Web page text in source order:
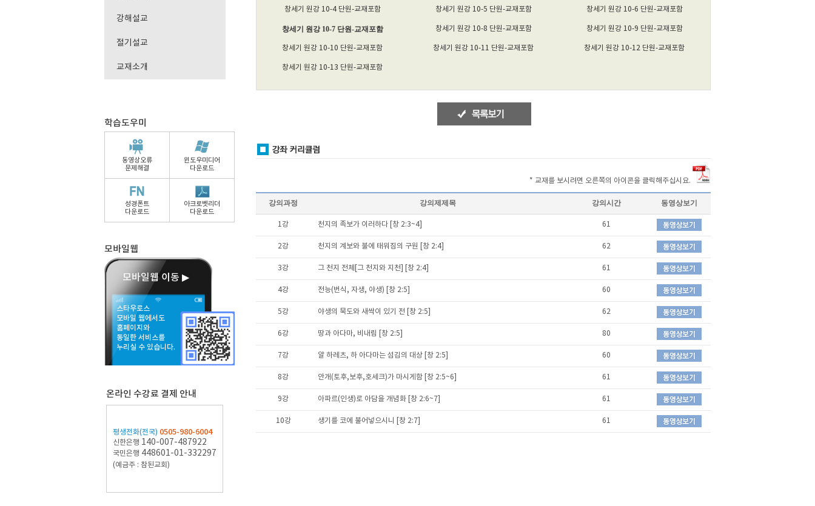
강해설교
절기설교
교재소개
학습도우미
동영상오류
문제해결
윈도우미디어
다운로드
성경폰트
다운로드
아크로벳리더
다운로드
모바일웹
모바일웹 이동 ▶
스타우로스
모바일 웹에서도
홈페이지와
동일한 서비스를
누리실 수 있습니다.
온라인 수강료 결제 안내
평생전화(전국) 0505-980-6004
신한은행 140-007-487922
국민은행 448601-01-332297
(예금주 : 참된교회)
창세기 원강 10-4 단원-교재포함 창세기 원강 10-5 단원-교재포함 창세기 원강 10-6 단원-교재포함
창세기 원강 10-7 단원-교재포함 창세기 원강 10-8 단원-교재포함 창세기 원강 10-9 단원-교재포함
창세기 원강 10-10 단원-교재포함 창세기 원강 10-11 단원-교재포함 창세기 원강 10-12 단원-교재포함
창세기 원강 10-13 단원-교재포함
* 교재를 보시려면 오른쪽의 아이콘을 클릭해주십시요.
강의과정 강의제제목 강의시간 동영상보기
1강 천지의 족보가 이러하다 [창 2:3~4] 61
2강 천지의 계보와 불에 태워짐의 구원 [창 2:4] 62
3강 그 천지 전체[그 천지와 지천] [창 2:4] 61
4강 전능(번식, 자생, 야생) [창 2:5] 60
5강 야생의 묵도와 새싹이 있기 전 [창 2:5] 62
6강 땅과 아다마, 비내림 [창 2:5] 80
7강 알 하레츠, 하 아다마는 섬김의 대상 [창 2:5] 60
8강 안개(토후,보후,호세크)가 마시게함 [창 2:5~6] 61
9강 아파르(인생)로 아담을 개념화 [창 2:6~7] 61
10강 생기를 코에 불어넣으시니 [창 2:7] 61